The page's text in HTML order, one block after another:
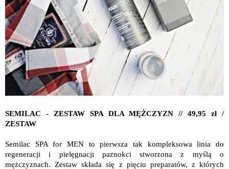
SEMILAC - ZESTAW SPA DLA MĘŻCZYZN // 49,95 zł /
ZESTAW
Semilac SPA for MEN to pierwsza tak kompleksowa linia do
regeneracji i pielęgnacji paznokci stworzona z myślą o
mężczyznach. Zestaw składa się z pięciu preparatów, z których